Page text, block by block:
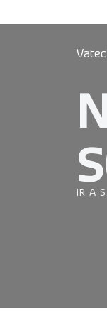
IR A